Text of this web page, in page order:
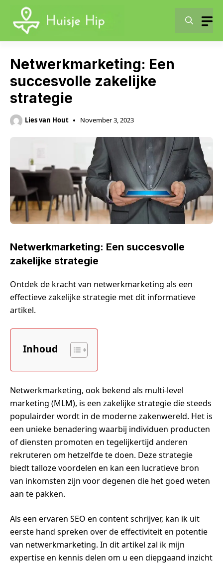
content
Netwerkmarketing: Een
succesvolle zakelijke
strategie
Lies van Hout November 3, 2023
Netwerkmarketing: Een succesvolle
zakelijke strategie
Ontdek de kracht van netwerkmarketing als een
effectieve zakelijke strategie met dit informatieve
artikel.
Inhoud
Netwerkmarketing, ook bekend als multi-level
marketing (MLM), is een zakelijke strategie die steeds
populairder wordt in de moderne zakenwereld. Het is
een unieke benadering waarbij individuen producten
of diensten promoten en tegelijkertijd anderen
rekruteren om hetzelfde te doen. Deze strategie
biedt talloze voordelen en kan een lucratieve bron
van inkomsten zijn voor degenen die het goed weten
aan te pakken.
Als een ervaren SEO en content schrijver, kan ik uit
eerste hand spreken over de effectiviteit en potentie
van netwerkmarketing. In dit artikel zal ik mijn
expertise en kennis delen om u een diepgaand inzicht